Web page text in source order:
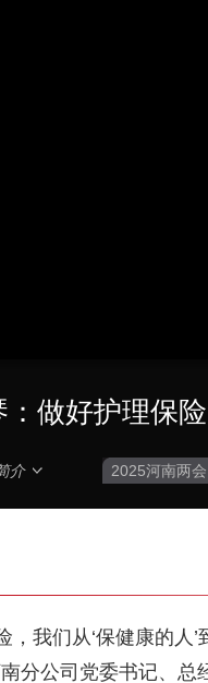
做好护理保
介 2025河南两会
，我们从‘保健康的人
分公司党委书记、总